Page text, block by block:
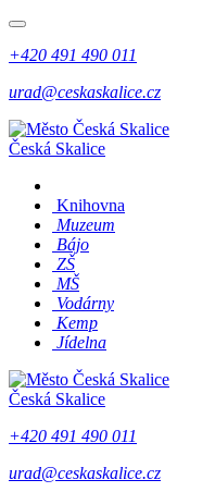
+420 491 490 011
urad@ceskaskalice.cz
Česká Skalice
Knihovna
Muzeum
Bájo
ZŠ
MŠ
Vodárny
Kemp
Jídelna
Česká Skalice
+420 491 490 011
urad@ceskaskalice.cz